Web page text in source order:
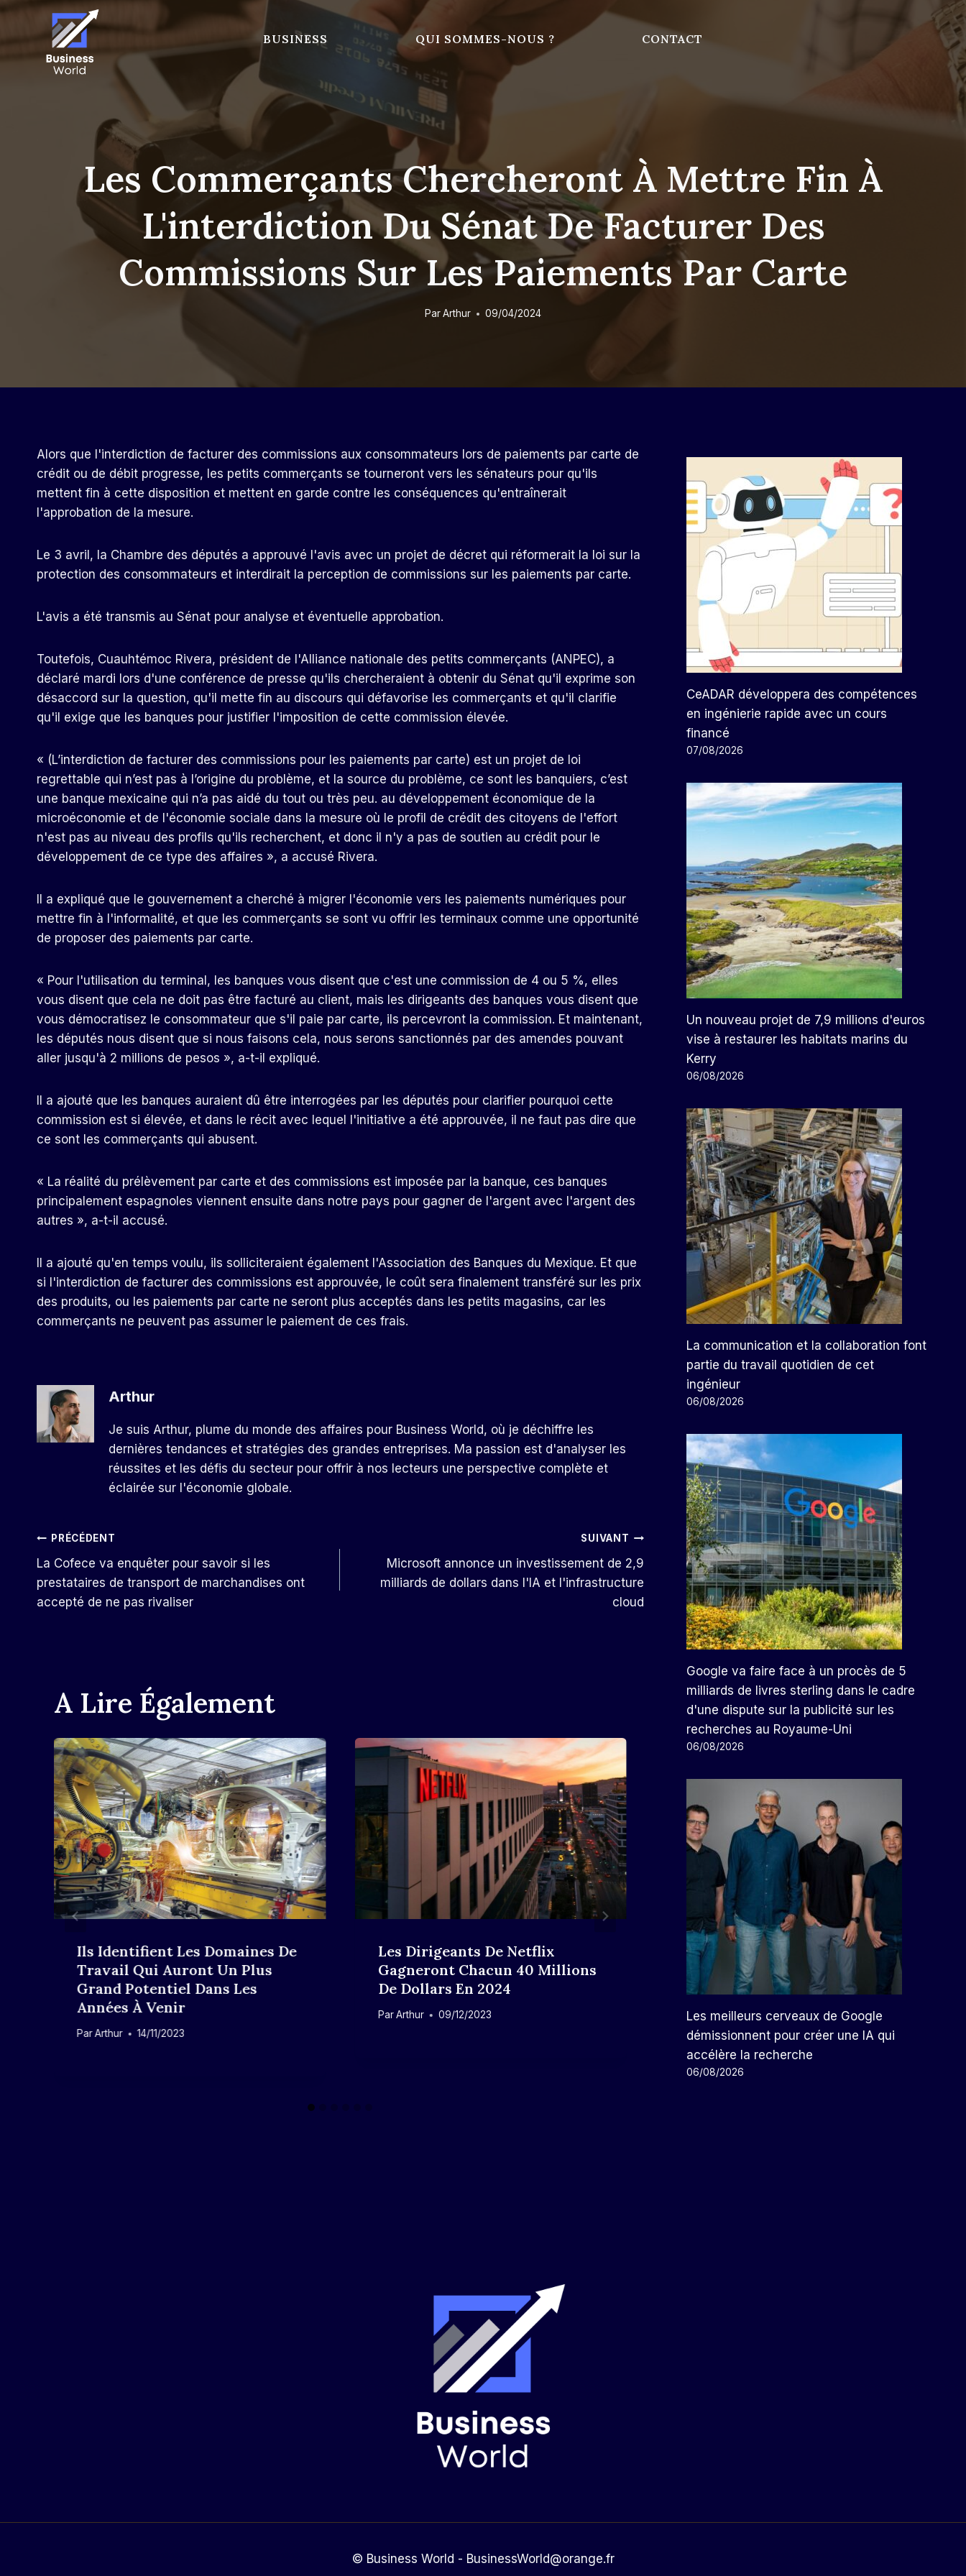
Skip
BUSINESS QUI SOMMES-NOUS ? CONTACT
Les Commerçants Chercheront À Mettre Fin À
L'interdiction Du Sénat De Facturer Des
Commissions Sur Les Paiements Par Carte
ParArthur 09/04/2024
Alors que l'interdiction de facturer des commissions aux consommateurs lors de paiements par carte de
crédit ou de débit progresse, les petits commerçants se tourneront vers les sénateurs pour qu'ils
mettent fin à cette disposition et mettent en garde contre les conséquences qu'entraînerait
l'approbation de la mesure.
Le 3 avril, la Chambre des députés a approuvé l'avis avec un projet de décret qui réformerait la loi sur la
protection des consommateurs et interdirait la perception de commissions sur les paiements par carte.
L'avis a été transmis au Sénat pour analyse et éventuelle approbation.
Toutefois, Cuauhtémoc Rivera, président de l'Alliance nationale des petits commerçants (ANPEC), a
déclaré mardi lors d'une conférence de presse qu'ils chercheraient à obtenir du Sénat qu'il exprime son
désaccord sur la question, qu'il mette fin au discours qui défavorise les commerçants et qu'il clarifie
qu'il exige que les banques pour justifier l'imposition de cette commission élevée.
« (L’interdiction de facturer des commissions pour les paiements par carte) est un projet de loi
regrettable qui n’est pas à l’origine du problème, et la source du problème, ce sont les banquiers, c’est
une banque mexicaine qui n’a pas aidé du tout ou très peu. au développement économique de la
microéconomie et de l'économie sociale dans la mesure où le profil de crédit des citoyens de l'effort
n'est pas au niveau des profils qu'ils recherchent, et donc il n'y a pas de soutien au crédit pour le
développement de ce type des affaires », a accusé Rivera.
Il a expliqué que le gouvernement a cherché à migrer l'économie vers les paiements numériques pour
mettre fin à l'informalité, et que les commerçants se sont vu offrir les terminaux comme une opportunité
de proposer des paiements par carte.
« Pour l'utilisation du terminal, les banques vous disent que c'est une commission de 4 ou 5 %, elles
vous disent que cela ne doit pas être facturé au client, mais les dirigeants des banques vous disent que
vous démocratisez le consommateur que s'il paie par carte, ils percevront la commission. Et maintenant,
les députés nous disent que si nous faisons cela, nous serons sanctionnés par des amendes pouvant
aller jusqu'à 2 millions de pesos », a-t-il expliqué.
Il a ajouté que les banques auraient dû être interrogées par les députés pour clarifier pourquoi cette
commission est si élevée, et dans le récit avec lequel l'initiative a été approuvée, il ne faut pas dire que
ce sont les commerçants qui abusent.
« La réalité du prélèvement par carte et des commissions est imposée par la banque, ces banques
principalement espagnoles viennent ensuite dans notre pays pour gagner de l'argent avec l'argent des
autres », a-t-il accusé.
Il a ajouté qu'en temps voulu, ils solliciteraient également l'Association des Banques du Mexique. Et que
si l'interdiction de facturer des commissions est approuvée, le coût sera finalement transféré sur les prix
des produits, ou les paiements par carte ne seront plus acceptés dans les petits magasins, car les
commerçants ne peuvent pas assumer le paiement de ces frais.
Arthur
Je suis Arthur, plume du monde des affaires pour Business World, où je déchiffre les
dernières tendances et stratégies des grandes entreprises. Ma passion est d'analyser les
réussites et les défis du secteur pour offrir à nos lecteurs une perspective complète et
éclairée sur l'économie globale.
Navigation
De
L’article
PRÉCÉDENT
La Cofece va enquêter pour savoir si les
prestataires de transport de marchandises ont
accepté de ne pas rivaliser
SUIVANT
Microsoft annonce un investissement de 2,9
milliards de dollars dans l'IA et l'infrastructure
cloud
A Lire Également
Ils Identifient Les Domaines De
Travail Qui Auront Un Plus
Grand Potentiel Dans Les
Années À Venir
ParArthur 14/11/2023
Les Dirigeants De Netflix
Gagneront Chacun 40 Millions
De Dollars En 2024
Par Arthur 09/12/2023
Meta Conclut Des Accords
D'énergie Nucléaire Avec Trois
Sociétés
ParArthur 09/01/2026
CeADAR développera des compétences
en ingénierie rapide avec un cours
financé
07/08/2026
Un nouveau projet de 7,9 millions d'euros
vise à restaurer les habitats marins du
Kerry
06/08/2026
La communication et la collaboration font
partie du travail quotidien de cet
ingénieur
06/08/2026
Google va faire face à un procès de 5
milliards de livres sterling dans le cadre
d'une dispute sur la publicité sur les
recherches au Royaume-Uni
06/08/2026
Les meilleurs cerveaux de Google
démissionnent pour créer une IA qui
accélère la recherche
06/08/2026
© Business World - BusinessWorld@orange.fr